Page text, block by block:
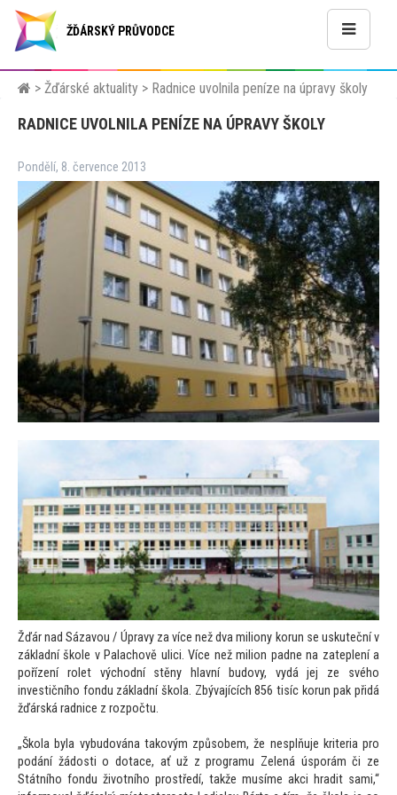
ŽĎÁRSKÝ PRŮVODCE
> Žďárské aktuality > Radnice uvolnila peníze na úpravy školy
RADNICE UVOLNILA PENÍZE NA ÚPRAVY ŠKOLY
Pondělí, 8. července 2013
Žďár nad Sázavou / Úpravy za více než dva miliony korun se uskuteční v
základní škole v Palachově ulici. Více než milion padne na zateplení a
pořízení rolet východní stěny hlavní budovy, vydá jej ze svého
investičního fondu základní škola. Zbývajících 856 tisíc korun pak přidá
žďárská radnice z rozpočtu.
„Škola byla vybudována takovým způsobem, že nesplňuje kriteria pro
podání žádosti o dotace, ať už z programu Zelená úsporám či ze
Státního fondu životního prostředí, takže musíme akci hradit sami,“